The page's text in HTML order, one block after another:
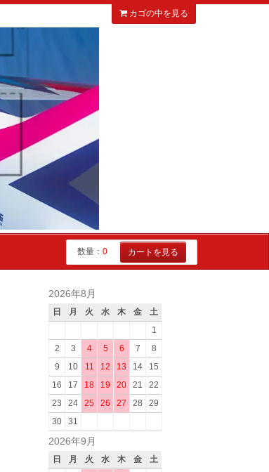
カゴの中を見る
数量： 0 カートを見る
2026年8月
日 月 火 水 木 金
土
1
2
3 4 5 6 7
8
9
10 11 12 13 14
15
16
17 18 19 20 21
22
23
24 25 26 27 28
29
30
31
2026年9月
日 月 火 水 木 金
土